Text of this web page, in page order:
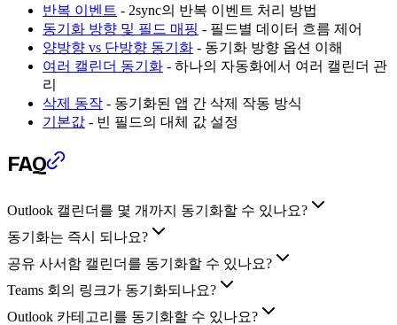
반복 이벤트 - 2sync의 반복 이벤트 처리 방법
동기화 방향 및 필드 매핑 - 필드별 데이터 흐름 제어
양방향 vs 단방향 동기화 - 동기화 방향 옵션 이해
여러 캘린더 동기화 - 하나의 자동화에서 여러 캘린더 관
리
삭제 동작 - 동기화된 앱 간 삭제 작동 방식
기본값 - 빈 필드의 대체 값 설정
FAQ
Outlook 캘린더를 몇 개까지 동기화할 수 있나요?
동기화는 즉시 되나요?
공유 사서함 캘린더를 동기화할 수 있나요?
Teams 회의 링크가 동기화되나요?
Outlook 카테고리를 동기화할 수 있나요?